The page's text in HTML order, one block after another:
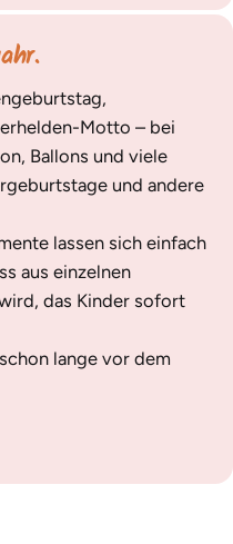
Motto – bei
Ballons und viele
und andere
lassen sich einfach
aus einzelnen
das Kinder sofort
lange vor dem